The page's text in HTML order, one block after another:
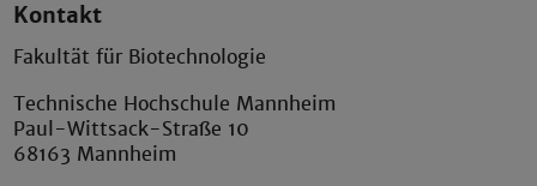
Kontakt
Fakultät für Biotechnologie
Technische Hochschule Mannheim
Paul-Wittsack-Straße 10
68163 Mannheim